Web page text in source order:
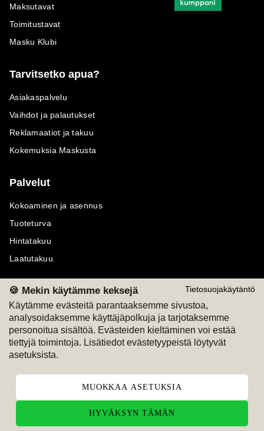
Tietosuojakäytäntö
🍪 Mekin käytämme keksejä
Käytämme evästeitä parantaaksemme sivustoa,
analysoidaksemme käyttäjäpolkuja ja tarjotaksemme
personoitua sisältöä. Evästeiden kieltäminen voi estää
tiettyjä toimintoja. Lisätiedot evästetyypeistä löytyvät
asetuksista.
MUOKKAA ASETUKSIA
HYVÄKSYN TÄMÄN
Maksutavat
Toimitustavat
Masku Klubi
Tarvitsetko apua?
Asiakaspalvelu
Vaihdot ja palautukset
Reklamaatiot ja takuu
Kokemuksia Maskusta
Palvelut
Kokoaminen ja asennus
Tuoteturva
Hintatakuu
Laatutakuu
Maksutavat
M
Seuraa meitä